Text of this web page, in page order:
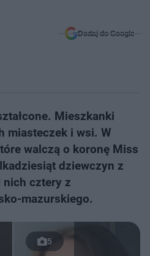
Dodaj do Google
Mieszkanki
miasteczek i wsi. W
walczą o koronę Miss
dziewczyn z
nich cztery z
mazurskiego.
5